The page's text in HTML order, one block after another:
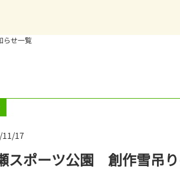
らせ一覧
17
スポーツ公園 創作雪吊